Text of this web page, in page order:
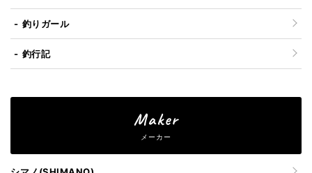
釣りガール
釣行記
メーカー
Maker